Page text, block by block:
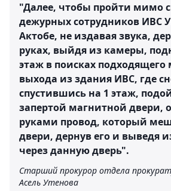
"Далее, чтобы пройти мимо
дежурных сотрудников ИВС
Актобе, не издавая звука,
руках, выйдя из камеры,
этаж в поисках подходящего
выхода из здания ИВС, где
спустившись на 1 этаж,
запертой магнитной двери,
руками провод, который
двери, дернув его и выведя
через данную дверь".
Старший прокурор отдела
Асель Утенова